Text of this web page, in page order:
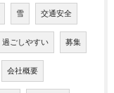
雪 交通安全
過ごしやすい 募集
会社概要